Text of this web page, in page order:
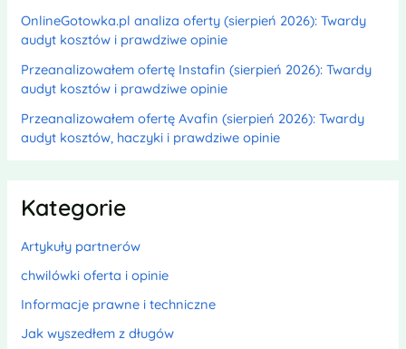
OnlineGotowka.pl analiza oferty (sierpień 2026): Twardy
audyt kosztów i prawdziwe opinie
Przeanalizowałem ofertę Instafin (sierpień 2026): Twardy
audyt kosztów i prawdziwe opinie
Przeanalizowałem ofertę Avafin (sierpień 2026): Twardy
audyt kosztów, haczyki i prawdziwe opinie
Kategorie
Artykuły partnerów
chwilówki oferta i opinie
Informacje prawne i techniczne
Jak wyszedłem z długów